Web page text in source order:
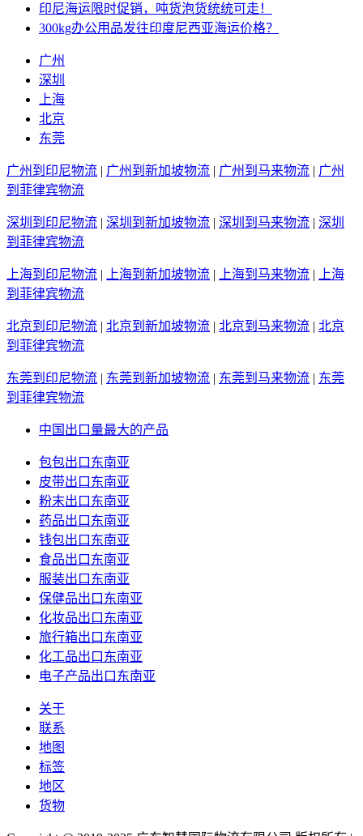
印尼海运限时促销，吨货泡货统统可走！
300kg办公用品发往印度尼西亚海运价格？
广州
深圳
上海
北京
东莞
广州到印尼物流 | 广州到新加坡物流 | 广州到马来物流 | 广州
到菲律宾物流
深圳到印尼物流 | 深圳到新加坡物流 | 深圳到马来物流 | 深圳
到菲律宾物流
上海到印尼物流 | 上海到新加坡物流 | 上海到马来物流 |
上海
到菲律宾物流
北京到印尼物流 | 北京到新加坡物流 | 北京到马来物流 | 北京
到菲律宾物流
东莞到印尼物流 | 东莞到新加坡物流 | 东莞到马来物流 | 东莞
到菲律宾物流
中国出口量最大的产品
包包出口东南亚
皮带出口东南亚
粉末出口东南亚
药品出口东南亚
钱包出口东南亚
食品出口东南亚
服装出口东南亚
保健品出口东南亚
化妆品出口东南亚
旅行箱出口东南亚
化工品出口东南亚
电子产品出口东南亚
关于
联系
地图
标签
地区
货物